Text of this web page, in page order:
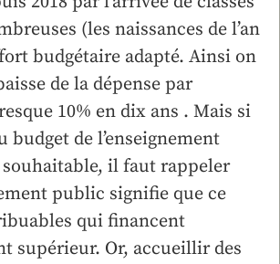
(les naissances de l’an
budgétaire adapté. Ainsi on
de la dépense par
10% en dix ans . Mais si
budget de l’enseignement
il faut rappeler
public signifie que ce
qui financent
supérieur. Or, accueillir des